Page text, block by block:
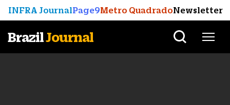
INFRA JournalPage9Metro QuadradoNewsletter
BrazilJournal